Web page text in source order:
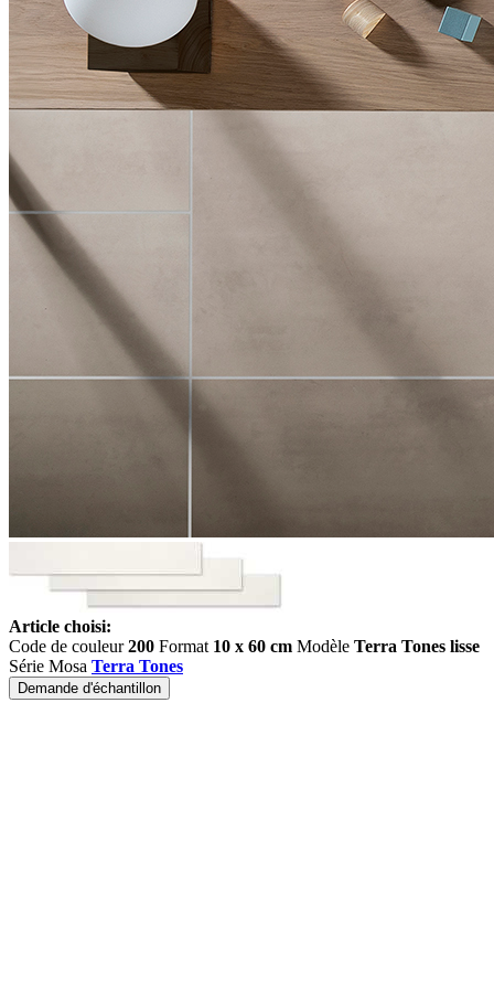
Article choisi:
Code de couleur200 Format 10 x 60 cm Modèle Terra Tones lisse
Série Mosa Terra Tones
Demande d'échantillon